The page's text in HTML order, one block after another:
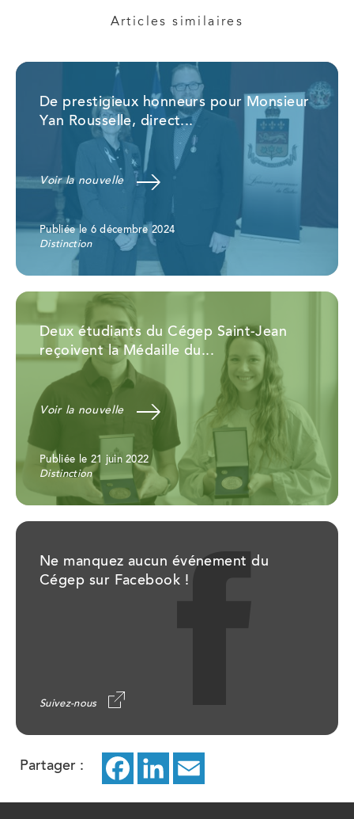
Partager : Facebook
ce
lien
LinkedIn
ce
lien lien
Articles similaires
De prestigieux honneurs pour Monsieur
Yan Rousselle, direct...
Voir la nouvelle
Publiée le 6 décembre 2024
Distinction
Deux étudiants du Cégep Saint-Jean
reçoivent la Médaille du...
Voir la nouvelle
Publiée le 21 juin 2022
Distinction
Ne manquez aucun événement du
Cégep sur Facebook !
Suivez-nous